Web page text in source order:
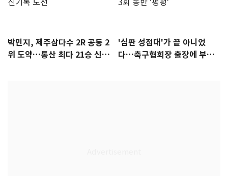
박민지, 제주삼다수 2R 공동 2
위 도약…통산 최다 21승 신기
'심판 성접대'가 끝 아니었
다…축구협회장 출장에 부인